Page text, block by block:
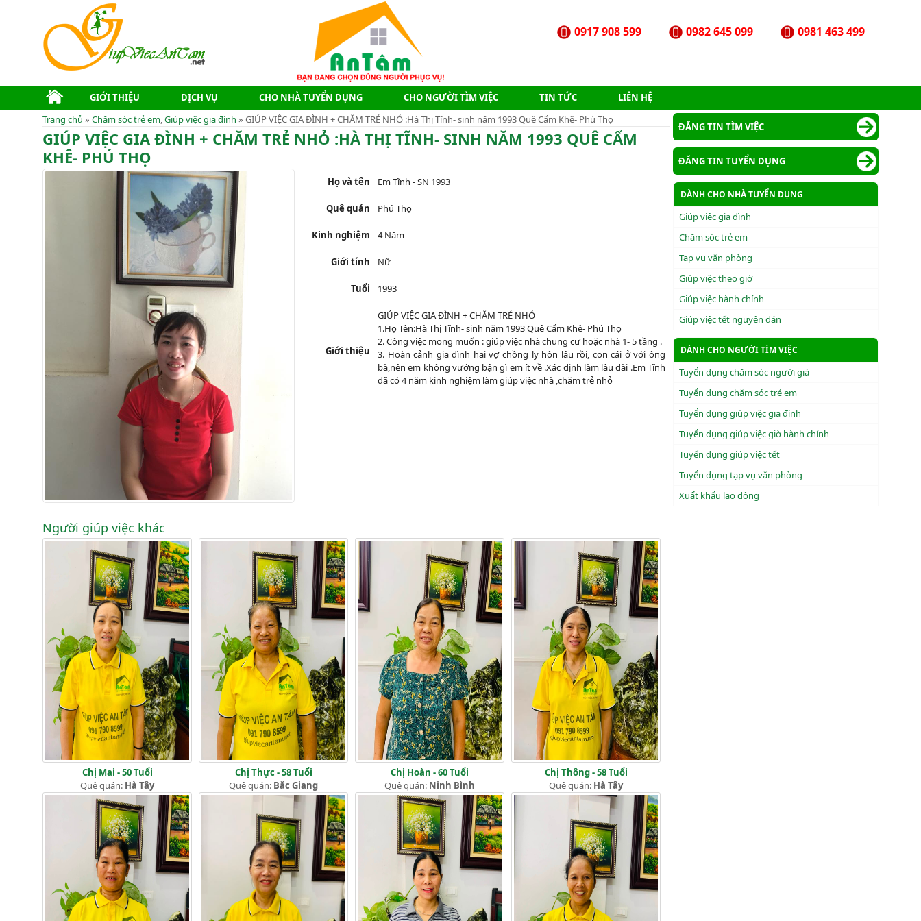
0981 463 499
0982 645 099
0917 908 599
GIỚI THIỆU DỊCH VỤ CHO NHÀ TUYỂN DỤNG CHO NGƯỜI TÌM VIỆC TIN TỨC
LIÊN HỆ
Trang chủ » Chăm sóc trẻ em,Giúp việc gia đình » GIÚP VIỆC GIA ĐÌNH + CHĂM TRẺ NHỎ :Hà Thị Tĩnh- sinh năm 1993 Quê Cẩm Khê- Phú Thọ
GIÚP VIỆC GIA ĐÌNH + CHĂM TRẺ NHỎ :HÀ THỊ TĨNH- SINH NĂM 1993 QUÊ CẨM
KHÊ- PHÚ THỌ
Họ và tên Em Tĩnh - SN 1993
Quê quán Phú Thọ
Kinh nghiệm 4 Năm
Giới tính Nữ
Tuổi 1993
Giới thiệu
GIÚP VIỆC GIA ĐÌNH + CHĂM TRẺ NHỎ
1.Họ Tên:Hà Thị Tĩnh- sinh năm 1993 Quê Cẩm Khê- Phú Thọ
2. Công việc mong muốn : giúp việc nhà chung cư hoặc nhà 1- 5 tầng .
3. Hoàn cảnh gia đình hai vợ chồng ly hôn lâu rồi, con cái ở với ông
bà,nên em không vướng bận gì em ít về .Xác định làm lâu dài .Em Tĩnh
đã có 4 năm kinh nghiệm làm giúp việc nhà ,chăm trẻ nhỏ
Người giúp việc khác
Chị Mai - 50 Tuổi
Quê quán: Hà Tây
Chị Thực - 58 Tuổi
Quê quán: Bắc Giang
Chị Hoàn - 60 Tuổi
Quê quán: Ninh Bình
Chị Thông - 58 Tuổi
Quê quán: Hà Tây
ĐĂNG TIN TÌM VIỆC
ĐĂNG TIN TUYỂN DỤNG
DÀNH CHO NHÀ TUYỂN DỤNG
Giúp việc gia đình
Chăm sóc trẻ em
Tạp vụ văn phòng
Giúp việc theo giờ
Giúp việc hành chính
Giúp việc tết nguyên đán
DÀNH CHO NGƯỜI TÌM VIỆC
Tuyển dụng chăm sóc người già
Tuyển dụng chăm sóc trẻ em
Tuyển dụng giúp việc gia đình
Tuyển dụng giúp việc giờ hành chính
Tuyển dụng giúp việc tết
Tuyển dụng tạp vụ văn phòng
Xuẩt khẩu lao động